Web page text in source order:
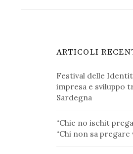
ARTICOLI
Festival delle
impresa e sviluppo
Sardegna
“Chie no ischit
“Chi non sa pregare